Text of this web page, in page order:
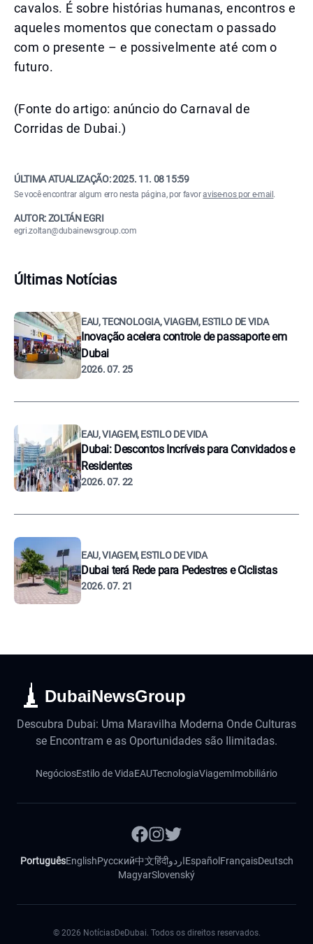
cavalos. É sobre histórias humanas, encontros e
aqueles momentos que conectam o passado
com o presente – e possivelmente até com o
futuro.
(Fonte do artigo: anúncio do Carnaval de
Corridas de Dubai.)
ÚLTIMA ATUALIZAÇÃO:2025. 11. 08 15:59
Se você encontrar algum erro nesta página, por favoravise-nos por e-mail .
AUTOR: ZOLTÁN EGRI
egri.zoltan@dubainewsgroup.com
Últimas Notícias
EAU, TECNOLOGIA, VIAGEM, ESTILO DE VIDA
Inovação acelera controle de passaporte em
Dubai
2026. 07. 25
EAU, VIAGEM, ESTILO DE VIDA
Dubai: Descontos Incríveis para Convidados e
Residentes
2026. 07. 22
EAU, VIAGEM, ESTILO DE VIDA
Dubai terá Rede para Pedestres e Ciclistas
2026. 07. 21
DubaiNewsGroup
Descubra Dubai: Uma Maravilha Moderna Onde Culturas
se Encontram e as Oportunidades são Ilimitadas.
NegóciosEstilo de VidaEAUTecnologiaViagemImobiliário
PortuguêsEnglishРусский中文हिंदीاردوEspañol FrançaisDeutsch
MagyarSlovenský
© 2026 NotíciasDeDubai. Todos os direitos reservados.